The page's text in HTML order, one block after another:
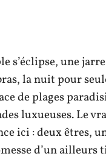
s’éclipse, une
la nuit pour
de plages
luxueuses. Le
ici : deux êtres,
d’un ailleurs